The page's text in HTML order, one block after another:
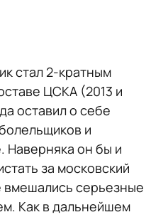
стал 2-кратным
ЦСКА (2013 и
оставил о себе
и
Наверняка он бы и
за московский
вмешались серьезные
Как в дальнейшем